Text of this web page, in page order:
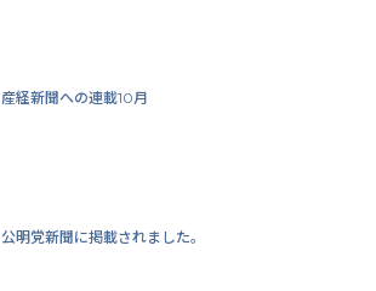
産経新聞への連載10月
公明党新聞に掲載されました。